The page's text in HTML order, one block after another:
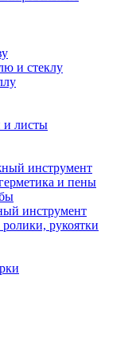
и стеклу
и листы
инструмент
и пены
инструмент
рукоятки